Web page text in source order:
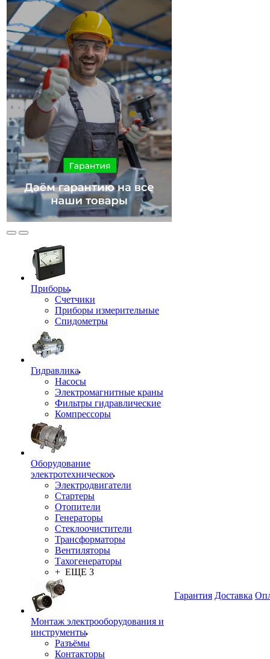
Приборы
Счетчики
Приборы измерительные
Спидометры
Гидравлика
Насосы
Электромагнитные краны
Фильтры гидравлические
Компрессоры
Оборудование
электротехническое
Электродвигатели
Стартеры
Отопители
Генераторы
Стеклоочистители
Трансформаторы
Вентиляторы
Тахогенераторы
+ ЕЩЕ 3
Монтаж электрооборудования и
инструменты
Разъёмы
Контакторы
Гарантия Доставка